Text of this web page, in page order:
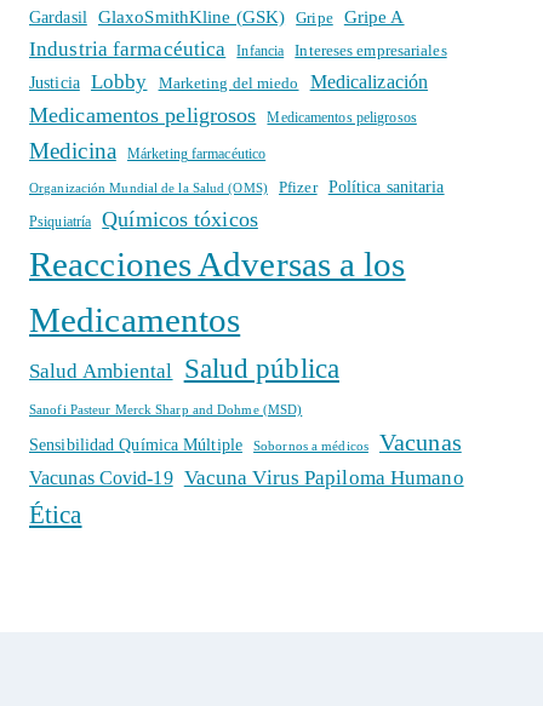
Gardasil GlaxoSmithKline (GSK) Gripe Gripe A
Industria farmacéutica Infancia
Intereses empresariales
Justicia
Lobby Marketing del miedo Medicalización
Medicamentos peligrosos Medicamentos peligrosos
Medicina Márketing farmacéutico
Organización Mundial de la Salud (OMS) Pfizer Política sanitaria
Psiquiatría Químicos tóxicos
Reacciones Adversas a los
Medicamentos
Salud Ambiental Salud pública
Sanofi Pasteur Merck Sharp and Dohme (MSD)
Sensibilidad Química Múltiple Sobornos a médicos Vacunas
Vacunas Covid-19 Vacuna Virus Papiloma Humano
Ética